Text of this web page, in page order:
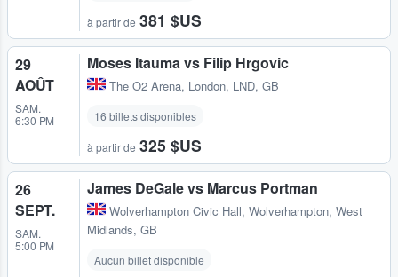
à partir de 381 $US
29
AOÛT
SAM.
6:30 PM
Moses Itauma vs Filip Hrgovic
The O2 Arena, London, LND, GB
16 billets disponibles
à partir de 325 $US
26
SEPT.
SAM.
5:00 PM
James DeGale vs Marcus Portman
Wolverhampton Civic Hall, Wolverhampton, West
Midlands, GB
Aucun billet disponible